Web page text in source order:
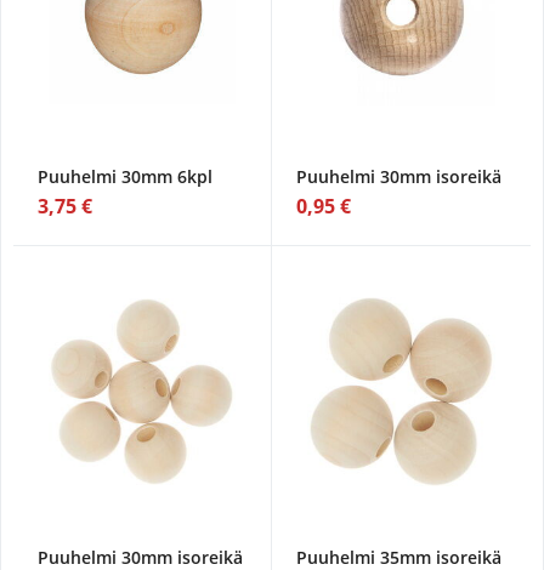
Puuhelmi 30mm 6kpl
3,75 €
Puuhelmi 30mm isoreikä
0,95 €
Puuhelmi 30mm isoreikä
Puuhelmi 35mm isoreikä